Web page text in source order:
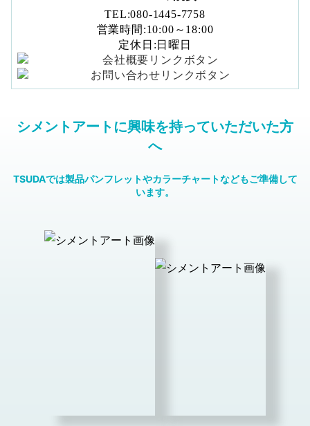
TEL:080-1445-7758
営業時間:10:00～18:00
定休日:日曜日
シメントアートに興味を持っていただいた方
へ
TSUDAでは製品パンフレットやカラーチャートなどもご準備して
います。